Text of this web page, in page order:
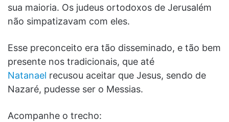
sua maioria. Os judeus ortodoxos de Jerusalém
não simpatizavam com eles.
Esse preconceito era tão disseminado, e tão bem
presente nos tradicionais, que até
Natanael recusou aceitar que Jesus, sendo de
Nazaré, pudesse ser o Messias.
Acompanhe o trecho: